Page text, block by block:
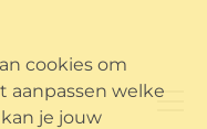
cookies om
aanpassen welke
je jouw